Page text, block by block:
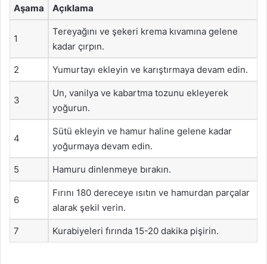
Aşama Açıklama
1
Tereyağını ve şekeri krema kıvamına gelene
kadar çırpın.
2 Yumurtayı ekleyin ve karıştırmaya devam edin.
3
Un, vanilya ve kabartma tozunu ekleyerek
yoğurun.
4
Sütü ekleyin ve hamur haline gelene kadar
yoğurmaya devam edin.
5 Hamuru dinlenmeye bırakın.
6
Fırını 180 dereceye ısıtın ve hamurdan parçalar
alarak şekil verin.
7 Kurabiyeleri fırında 15-20 dakika pişirin.